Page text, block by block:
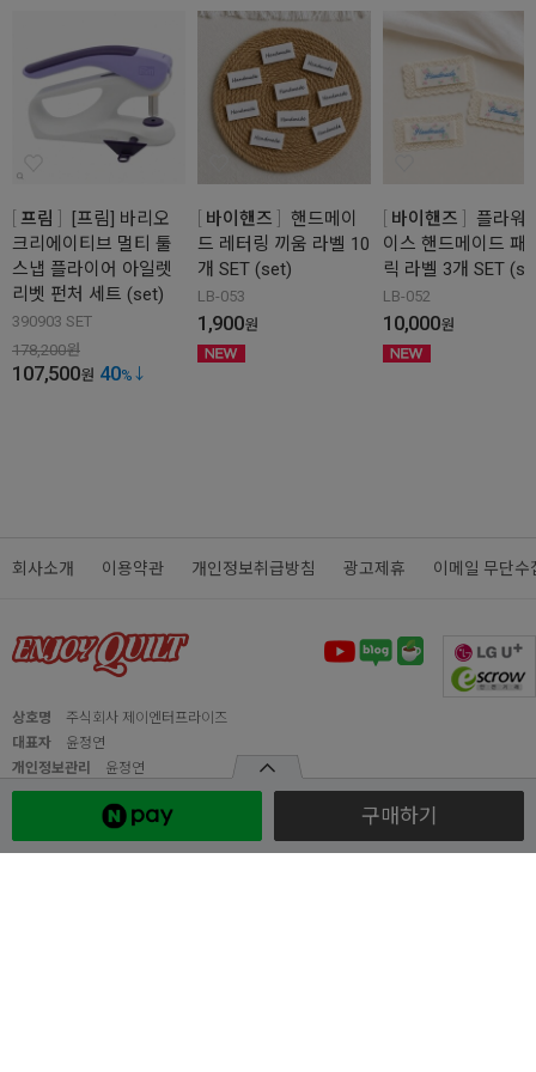
구매하기
프림
[프림] 바리오
크리에이티브 멀티 툴
스냅 플라이어 아일렛
리벳 펀처 세트 (set)
390903 SET
178,200원
107,500원 40%
바이핸즈
핸드메이
드 레터링 끼움 라벨 10
개 SET (set)
LB-053
1,900원
바이핸즈
플라워
이스 핸드메이드 패
릭 라벨 3개 SET
LB-052
10,000원
회사소개 이용약관 개인정보취급방침 광고제휴 이메일 무단수
상호명
주식회사 제이엔터프라이즈
대표자
윤정연
개인정보관리
윤정연
고객센터
02-869-2700
031-461-2710
이메일
webmaster@enjoyquilt.co.kr